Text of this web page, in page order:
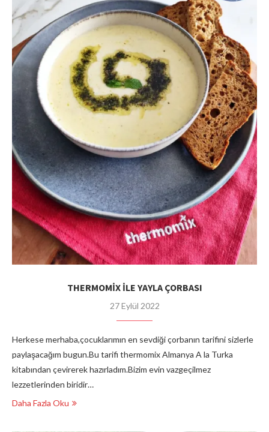
THERMOMİX İLE YAYLA ÇORBASI
27 Eylül 2022
Herkese merhaba,çocuklarımın en sevdiği çorbanın tarifini sizlerle
paylaşacağım bugun.Bu tarifi thermomix Almanya A la Turka
kitabından çevirerek hazırladım.Bizim evin vazgeçilmez
lezzetlerinden biridir…
Daha Fazla Oku